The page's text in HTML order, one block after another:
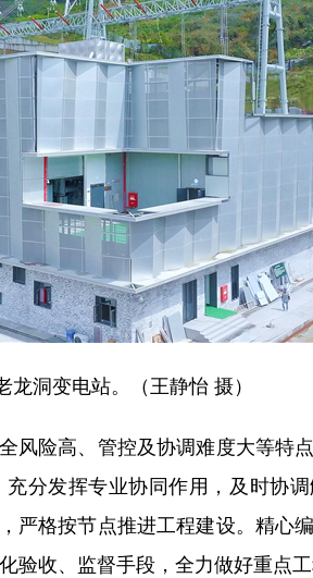
洞变电站。（王静怡 摄）
险高、管控及协调难度大等特
分发挥专业协同作用，及时协
严格按节点推进工程建设。精心
收、监督手段，全力做好重点